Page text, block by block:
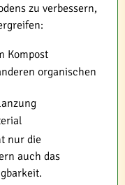
zu verbessern,
Kompost
organischen
nur die
auch das